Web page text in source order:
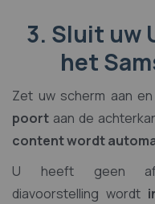
3. Sluit uw
het
Zet uw scherm aan en
poort aan de
content wordt
U heeft geen
diavoorstelling wordt